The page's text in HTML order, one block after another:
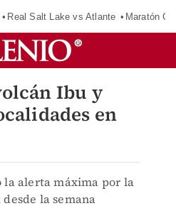
Real Salt Lake vs Atlante Maratón
Ibu y
en
alerta máxima por la
la semana